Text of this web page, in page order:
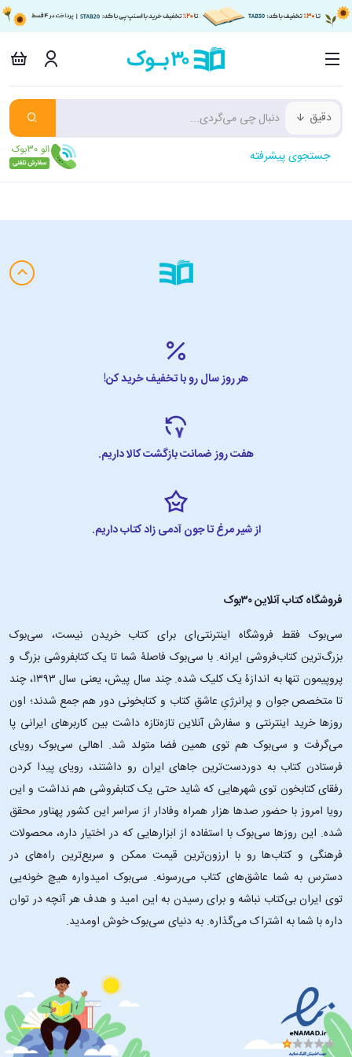
دقیق
جستجوی پیشرفته
هر روز سال رو با تخفیف خرید کن!
هفت روز ضمانت بازگشت کالا داریم.
از شیر مرغ تا جون آدمی زاد کتاب داریم.
فروشگاه کتاب آنلاین ۳۰بوک
سی‌بوک فقط فروشگاه اینترنتی‌ای برای کتاب خریدن نیست، سی‌بوک
بزرگ‌ترین کتاب‌فروشی ایرانه. با سی‌بوک فاصلۀ شما تا یک کتابفروشی بزرگ و
پروپیمون تنها به اندازۀ یک کلیک شده. چند سال پیش، یعنی سال ۱۳۹۳، چند
تا متخصص جوان و پرانرژیِ عاشقِ کتاب و کتابخونی دور هم جمع شدند؛ اون‌
روزها خرید اینترنتی و سفارش آنلاین تازه‌تازه داشت بین کاربرهای ایرانی پا
می‌گرفت و سی‌بوک هم توی همین فضا متولد شد. اهالی سی‌بوک رویای
فرستادن کتاب به دوردست‌ترین جاهای ایران رو داشتند، رویای پیدا کردن
رفقای کتابخون توی شهرهایی که شاید حتی یک کتابفروشی هم نداشت و این
رویا امروز با حضور صدها هزار همراه وفادار از سراسر این کشور پهناور محقق
شده. این ‌روزها سی‌بوک با استفاده از ابزارهایی که در اختیار داره، محصولات
فرهنگی و کتاب‌ها رو با ارزون‌ترین قیمت ممکن و سریع‌ترین راه‌های در
دسترس به شما عاشق‌های کتاب می‌رسونه. سی‌بوک امیدواره هیچ خونه‌یی
توی ایران بی‌کتاب نباشه و برای رسیدن به این امید و هدف هر آنچه در توان
داره با شما به اشتراک می‌گذاره. به دنیای سی‌بوک خوش اومدید.